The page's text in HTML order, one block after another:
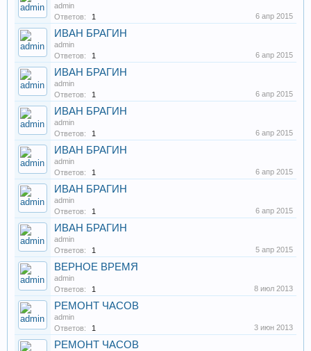
admin
Ответов:
1 6 апр 2015
ИВАН БРАГИН
admin
Ответов:
1 6 апр 2015
ИВАН БРАГИН
admin
Ответов:
1 6 апр 2015
ИВАН БРАГИН
admin
Ответов:
1 6 апр 2015
ИВАН БРАГИН
admin
Ответов:
1 6 апр 2015
ИВАН БРАГИН
admin
Ответов:
1 6 апр 2015
ИВАН БРАГИН
admin
Ответов:
1 5 апр 2015
ВЕРНОЕ ВРЕМЯ
admin
Ответов:
1 8 июл 2013
РЕМОНТ ЧАСОВ
admin
Ответов:
1 3 июн 2013
РЕМОНТ ЧАСОВ